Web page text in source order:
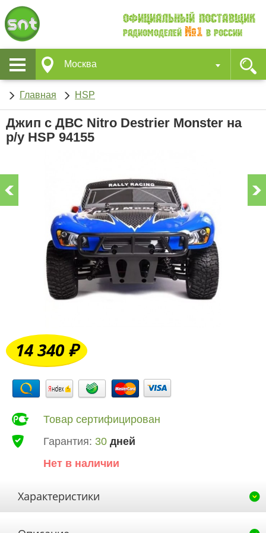
Официальный поставщик
Радиомоделей №1 в России
Москва
Главная HSP
Джип с ДВС Nitro Destrier Monster на
р/у HSP 94155
14 340 ₽
Товар сертифицирован
Гарантия: 30 дней
Нет в наличии
Характеристики